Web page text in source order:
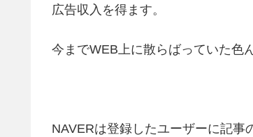
広告収入を得ます。
今までWEB上に散らばっていた色
NAVERは登録したユーザーに記事